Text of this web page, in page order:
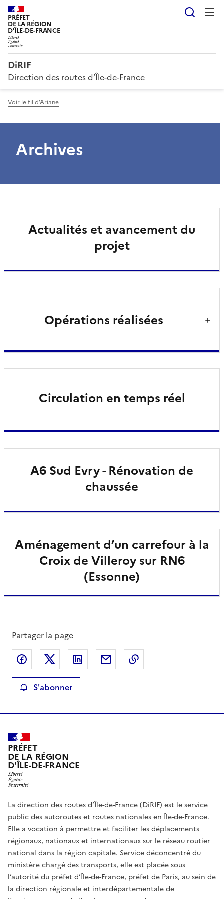
PRÉFET
DE LA RÉGION
D'ÎLE-DE-FRANCE
DiRIF
Direction des routes d’Île-de-France
Voir le fil d'Ariane
Archives
Actualités et avancement du
projet
Opérations réalisées
Circulation en temps réel
A6 Sud Evry - Rénovation de
chaussée
Aménagement d’un carrefour à la
Croix de Villeroy sur RN6
(Essonne)
Partager la page
Partager sur Facebook
Partager sur XPartager sur LinkedIn
Partager par email
S'abonner
PRÉFET
DE LA RÉGION
D'ÎLE-DE-FRANCE
La direction des routes d’Île-de-France (DiRIF) est le service
public des autoroutes et routes nationales en Île-de-France.
Elle a vocation à permettre et faciliter les déplacements
régionaux, nationaux et internationaux sur le réseau routier
national dans la région capitale. Service déconcentré du
ministère chargé des transports, elle est placée sous
l’autorité du préfet d’Île-de-France, préfet de Paris, au sein de
la direction régionale et interdépartementale de